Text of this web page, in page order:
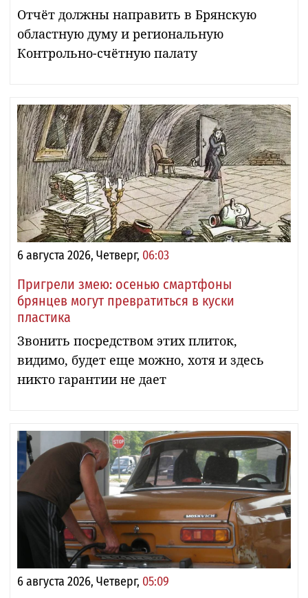
Отчёт должны направить в Брянскую
областную думу и региональную
Контрольно-счётную палату
6 августа 2026, Четверг, 06:03
Пригрели змею: осенью смартфоны
брянцев могут превратиться в куски
пластика
Звонить посредством этих плиток,
видимо, будет еще можно, хотя и здесь
никто гарантии не дает
6 августа 2026, Четверг, 05:09